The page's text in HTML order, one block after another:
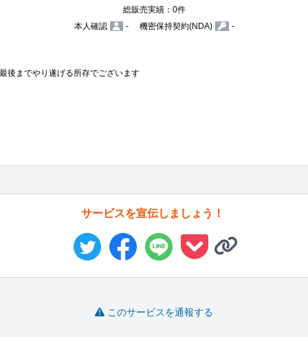
総販売実績：0件
本人確認
- 機密保持契約(NDA) -
後までやり遂げる所存でございます
サービスを宣伝しましょう！
このサービスを通報する